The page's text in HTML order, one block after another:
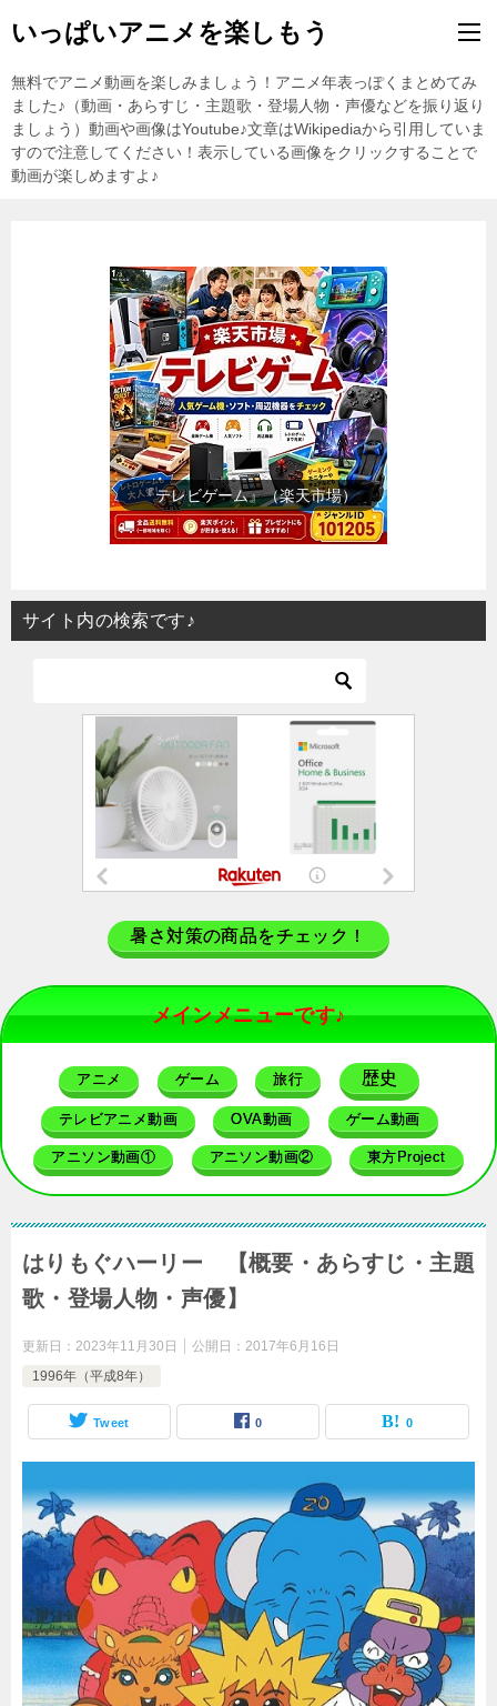
いっぱいアニメを楽しもう
無料でアニメ動画を楽しみましょう！アニメ年表っぽくまとめてみ
ました♪（動画・あらすじ・主題歌・登場人物・声優などを振り返り
ましょう）動画や画像はYoutube♪文章はWikipediaから引用していま
すので注意してください！表示している画像をクリックすることで
動画が楽しめますよ♪
『日用品雑貨・文房具』（楽天市
場）
サイト内の検索です♪
暑さ対策の商品をチェック！
メインメニューです♪
アニメ ゲーム 旅行 歴史
テレビアニメ動画 OVA動画 ゲーム動画
アニソン動画① アニソン動画② 東方Project
はりもぐハーリー 【概要・あらすじ・主題
歌・登場人物・声優】
更新日： 2023年11月30日 公開日： 2017年6月16日
1996年（平成8年）
Tweet 0 0